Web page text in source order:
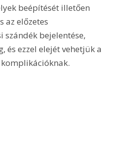
beépítését illetően
az előzetes
bejelentése,
és ezzel elejét vehetjük a